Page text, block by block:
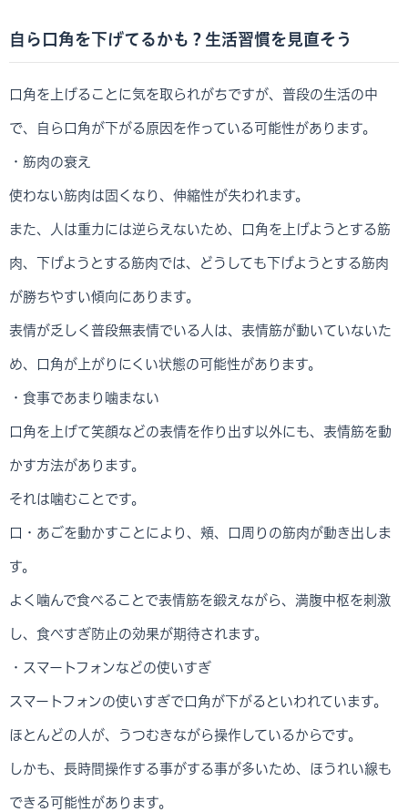
自ら口角を下げてるかも？生活習慣を見直そう
口角を上げることに気を取られがちですが、普段の生活の中
で、自ら口角が下がる原因を作っている可能性があります。
・筋肉の衰え
使わない筋肉は固くなり、伸縮性が失われます。
また、人は重力には逆らえないため、口角を上げようとする筋
肉、下げようとする筋肉では、どうしても下げようとする筋肉
が勝ちやすい傾向にあります。
表情が乏しく普段無表情でいる人は、表情筋が動いていないた
め、口角が上がりにくい状態の可能性があります。
・食事であまり噛まない
口角を上げて笑顔などの表情を作り出す以外にも、表情筋を動
かす方法があります。
それは噛むことです。
口・あごを動かすことにより、頬、口周りの筋肉が動き出しま
す。
よく噛んで食べることで表情筋を鍛えながら、満腹中枢を刺激
し、食べすぎ防止の効果が期待されます。
・スマートフォンなどの使いすぎ
スマートフォンの使いすぎで口角が下がるといわれています。
ほとんどの人が、うつむきながら操作しているからです。
しかも、長時間操作する事がする事が多いため、ほうれい線も
できる可能性があります。